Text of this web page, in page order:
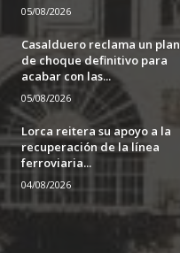
05/08/2026
Casalduero reclama un plan
de choque definitivo para
acabar con las...
05/08/2026
Lorca reitera su apoyo a la
recuperación de la línea
ferroviaria...
04/08/2026